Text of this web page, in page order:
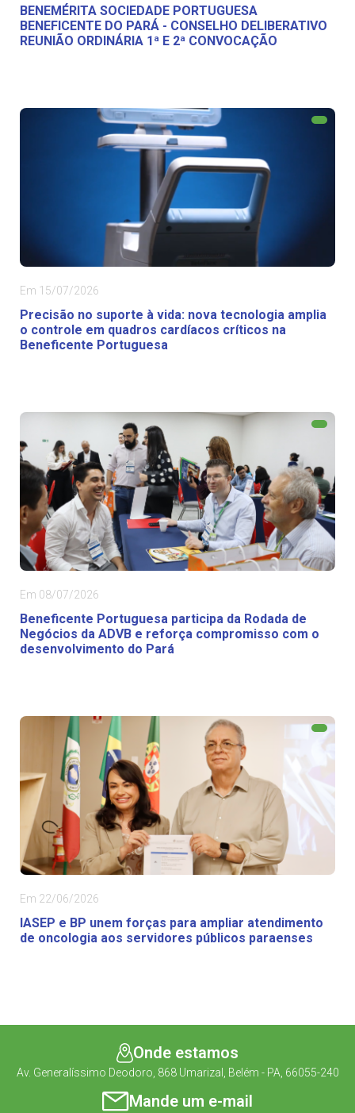
BENEMÉRITA SOCIEDADE PORTUGUESA
BENEFICENTE DO PARÁ - CONSELHO DELIBERATIVO
REUNIÃO ORDINÁRIA 1ª E 2ª CONVOCAÇÃO
Em 15/07/2026
Precisão no suporte à vida: nova tecnologia amplia
o controle em quadros cardíacos críticos na
Beneficente Portuguesa
Em 08/07/2026
Beneficente Portuguesa participa da Rodada de
Negócios da ADVB e reforça compromisso com o
desenvolvimento do Pará
Em 22/06/2026
IASEP e BP unem forças para ampliar atendimento
de oncologia aos servidores públicos paraenses
Onde estamos
Av. Generalíssimo Deodoro, 868 Umarizal, Belém - PA, 66055-240
Mande um e-mail